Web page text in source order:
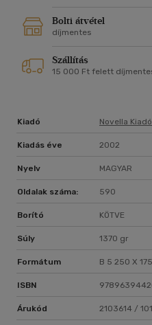
Bolti átvétel
díjmentes
Szállítás
15 000 Ft felett
Kiadó Novella
Kiadás éve 2002
Nyelv MAGYAR
Oldalak száma: 590
Borító KÖTVE
Súly 1370 gr
Formátum B 5 250 X 175
ISBN
Árukód 2103614 /